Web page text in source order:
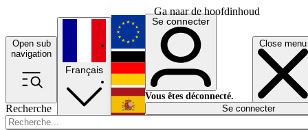
Ga naar de hoofdinhoud
Open sub
navigation
Close menu
Recherche
Français
English
Deutsch
Español
Se connecter
Vous êtes déconnecté.
Se connecter